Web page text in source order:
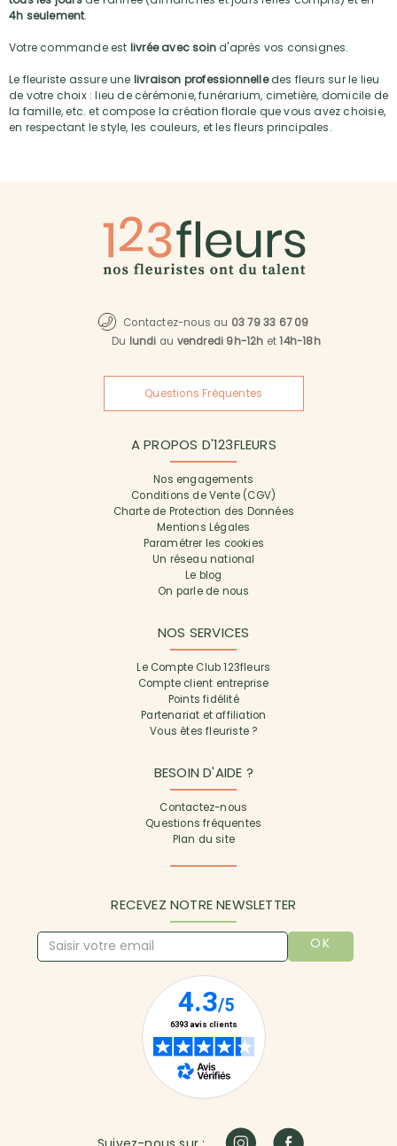
4h seulement.
Votre commande est livrée avec soind'après vos consignes.
Le fleuriste assure une livraison professionnelledes fleurs sur le lieu
de votre choix : lieu de cérémonie, funérarium, cimetière, domicile de
la famille, etc. et compose la création florale que vous avez choisie,
en respectant le style, les couleurs, et les fleurs principales.
Contactez-nous au 03 79 33 67 09
Du lundi au vendredi 9h-12h et14h-18h
Questions Fréquentes
A PROPOS D'123FLEURS
Nos engagements
Conditions de Vente (CGV)
Charte de Protection des Données
Mentions Légales
Paramétrer les cookies
Un réseau national
Le blog
On parle de nous
NOS SERVICES
Le Compte Club 123fleurs
Compte client entreprise
Points fidélité
Partenariat et affiliation
Vous êtes fleuriste ?
BESOIN D'AIDE ?
Contactez-nous
Questions fréquentes
Plan du site
RECEVEZ NOTRE NEWSLETTER
OK